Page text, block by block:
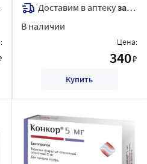
Доставим в аптекузавтра
В наличии
Цена:
340₽
Купить